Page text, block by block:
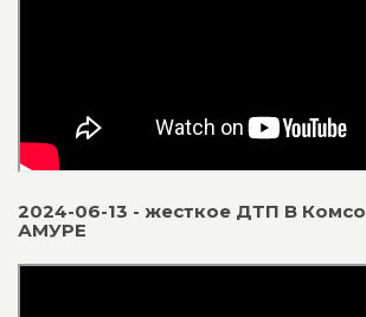
2024-06-13 - жесткое ДТП В
АМУРЕ